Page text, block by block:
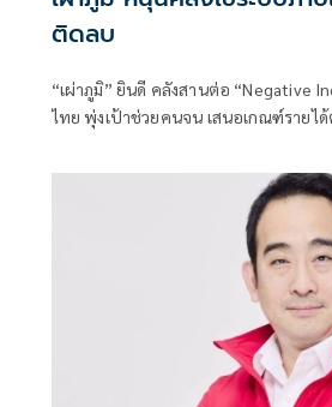
ติดลบ
“เผ่าภูมิ” ยินดี คลังสานต่อ “Negative
ไทย พุ่งเป้าช่วยคนจน เสนอเกณฑ์รายไ